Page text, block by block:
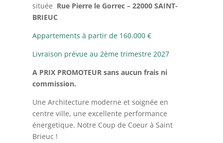
située Rue Pierre le Gorrec – 22000 SAINT-
BRIEUC
Appartements à partir de 160.000 €
Livraison prévue au 2ème trimestre 2027
A PRIX PROMOTEUR sans aucun frais ni
commission.
Une Architecture moderne et soignée en
centre ville, une excellente performance
énergetique. Notre Coup de Coeur à Saint
Brieuc !